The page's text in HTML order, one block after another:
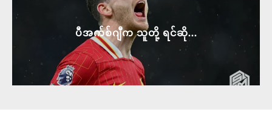
ပီအက်စ်ဂျီက သူတို့ ရင်ဆို...